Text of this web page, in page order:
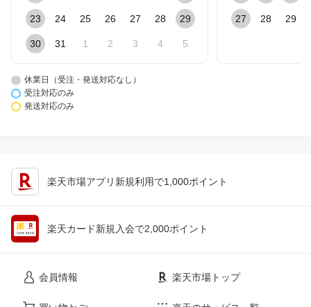
23 24 25 26 27 28 29
30 31 1 2 3 4 5
27 28 29
休業日（受注・発送対応なし）
受注対応のみ
発送対応のみ
楽天市場アプリ新規利用で1,000ポイント
楽天カード新規入会で2,000ポイント
会員情報 楽天市場トップ